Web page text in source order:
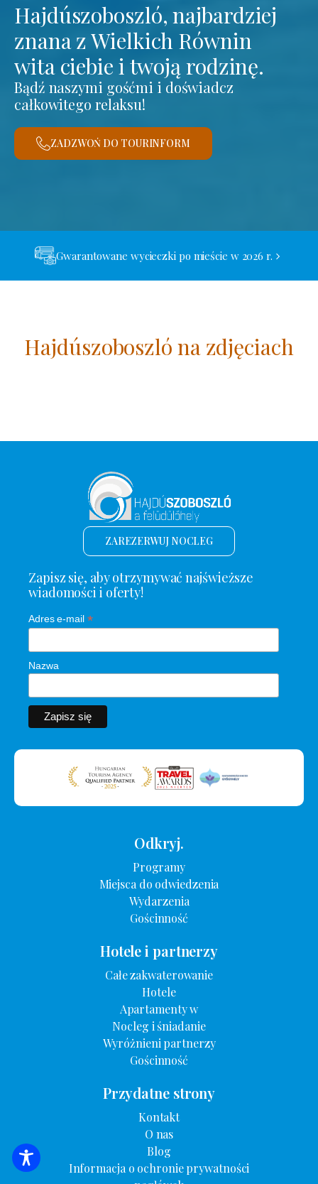
Hajdúszoboszló, najbardziej
znana z Wielkich Równin
wita ciebie i twoją rodzinę.
Bądź naszymi gośćmi i doświadcz
całkowitego relaksu!
ZADZWOŃ DO TOURINFORM
Gwarantowane wycieczki po mieście w 2026 r.
Hajdúszoboszló na zdjęciach
WYSZUKIWANIE ZAKWATEROWANIA
ZAREZERWUJ NOCLEG
Zapisz się, aby otrzymywać najświeższe
wiadomości i oferty!
Adres e-mail *
Nazwa
Odkryj.
Programy
Miejsca do odwiedzenia
Wydarzenia
Gościnność
Hotele i partnerzy
Całe zakwaterowanie
Hotele
Apartamenty w
Nocleg i śniadanie
Wyróżnieni partnerzy
Gościnność
Przydatne strony
Kontakt
O nas
Blog
Informacja o ochronie prywatności